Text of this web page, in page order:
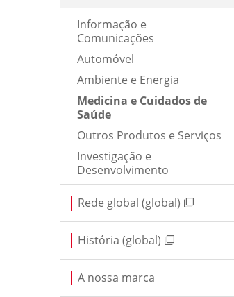
Informação e
Comunicações
Automóvel
Ambiente e Energia
Medicina e Cuidados de
Saúde
Outros Produtos e Serviços
Investigação e
Desenvolvimento
Rede global (global)
História (global)
A nossa marca